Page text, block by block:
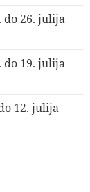
do 26. julija
do 19. julija
12. julija